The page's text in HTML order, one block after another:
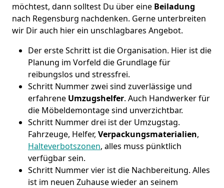
möchtest, dann solltest Du über eine Beiladung
nach Regensburg nachdenken. Gerne unterbreiten
wir Dir auch hier ein unschlagbares Angebot.
Der erste Schritt ist die Organisation. Hier ist die
Planung im Vorfeld die Grundlage für
reibungslos und stressfrei.
Schritt Nummer zwei sind zuverlässige und
erfahrene Umzugshelfer. Auch Handwerker für
die Möbeldemontage sind unverzichtbar.
Schritt Nummer drei ist der Umzugstag.
Fahrzeuge, Helfer, Verpackungsmaterialien,
Halteverbotszonen, alles muss pünktlich
verfügbar sein.
Schritt Nummer vier ist die Nachbereitung. Alles
ist im neuen Zuhause wieder an seinem